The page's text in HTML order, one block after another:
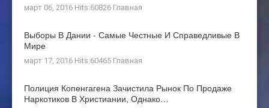
март 06, 2016 Hits:60826 Главная
Выборы В Дании - Самые Честные И Справедливые В
Мире
март 17, 2016 Hits:60465 Главная
Полиция Копенгагена Зачистила Рынок По Продаже
Наркотиков В Христиании, Однако…